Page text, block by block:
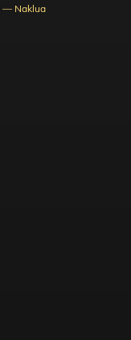
— Naklua